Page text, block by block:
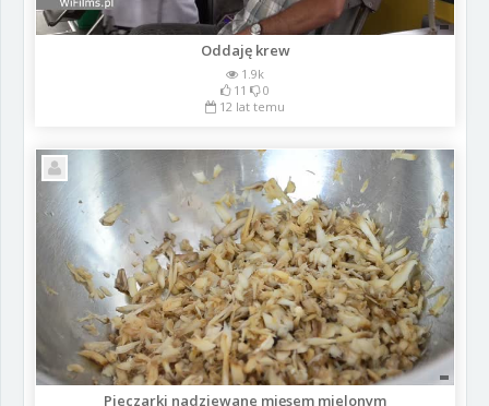
Oddaję krew
1.9k
11
0
12 lat temu
Pieczarki nadziewane mięsem mielonym